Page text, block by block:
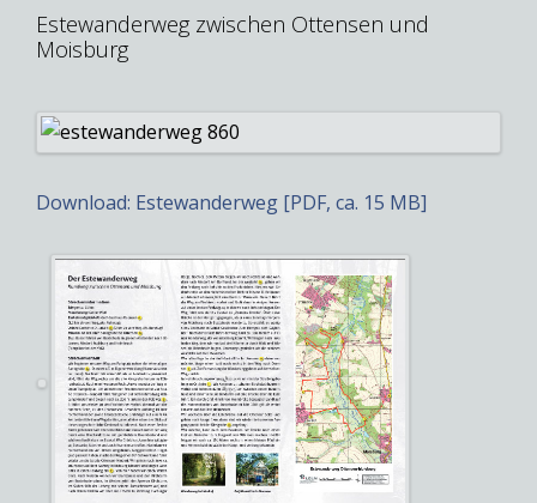
Estewanderweg zwischen Ottensen und
Moisburg
Download: Estewanderweg [PDF, ca. 15 MB]